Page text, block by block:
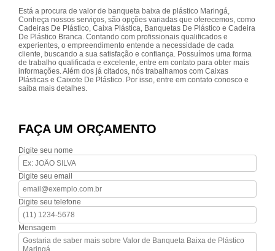
Está a procura de valor de banqueta baixa de plástico Maringá,
Conheça nossos serviços, são opções variadas que oferecemos, como
Cadeiras De Plástico, Caixa Plástica, Banquetas De Plástico e Cadeira
De Plástico Branca. Contando com profissionais qualificados e
experientes, o empreendimento entende a necessidade de cada
cliente, buscando a sua satisfação e confiança. Possuímos uma forma
de trabalho qualificada e excelente, entre em contato para obter mais
informações. Além dos já citados, nós trabalhamos com Caixas
Plásticas e Caixote De Plástico. Por isso, entre em contato conosco e
saiba mais detalhes.
FAÇA UM ORÇAMENTO
Digite seu nome
Digite seu email
Digite seu telefone
Mensagem